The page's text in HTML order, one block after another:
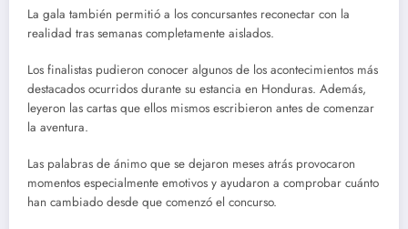
La gala también permitió a los concursantes reconectar con la
realidad tras semanas completamente aislados.
Los finalistas pudieron conocer algunos de los acontecimientos más
destacados ocurridos durante su estancia en Honduras. Además,
leyeron las cartas que ellos mismos escribieron antes de comenzar
la aventura.
Las palabras de ánimo que se dejaron meses atrás provocaron
momentos especialmente emotivos y ayudaron a comprobar cuánto
han cambiado desde que comenzó el concurso.